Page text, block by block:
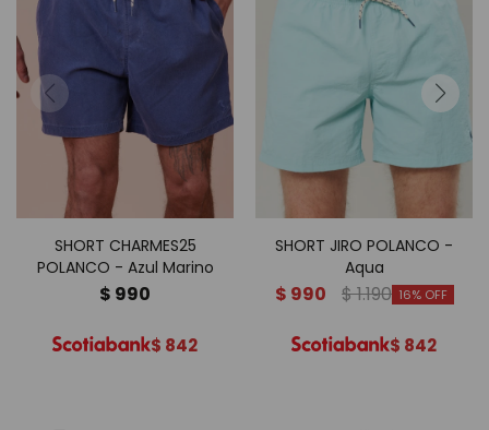
SHORT CHARMES25
POLANCO - Azul Marino
$ 990
$ 842
SHORT JIRO POLANCO -
Aqua
$ 990 $1.190 16
$ 842